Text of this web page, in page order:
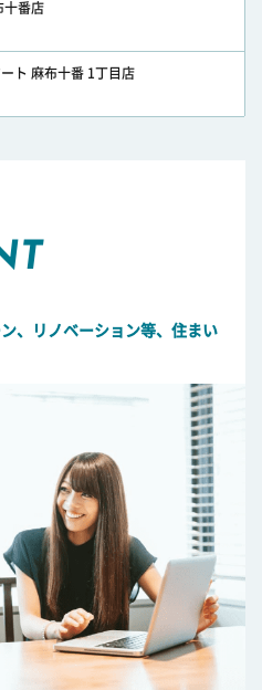
十番店
ト 麻布十番 1丁目店
、リノベーション等、住まい